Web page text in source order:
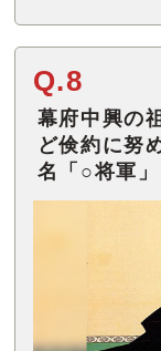
Q.8
幕府中興の
ど倹約に努
名「○将軍」